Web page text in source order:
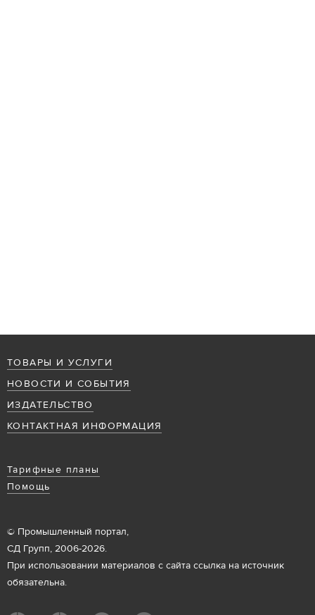
ТОВАРЫ И УСЛУГИ
НОВОСТИ И СОБЫТИЯ
ИЗДАТЕЛЬСТВО
КОНТАКТНАЯ ИНФОРМАЦИЯ
Тарифные планы
Помощь
© Промышленный портал,
СД Групп, 2006-2026.
При использовании материалов с сайта ссылка на источник
обязательна.